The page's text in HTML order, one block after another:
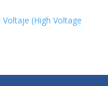
(High Voltage